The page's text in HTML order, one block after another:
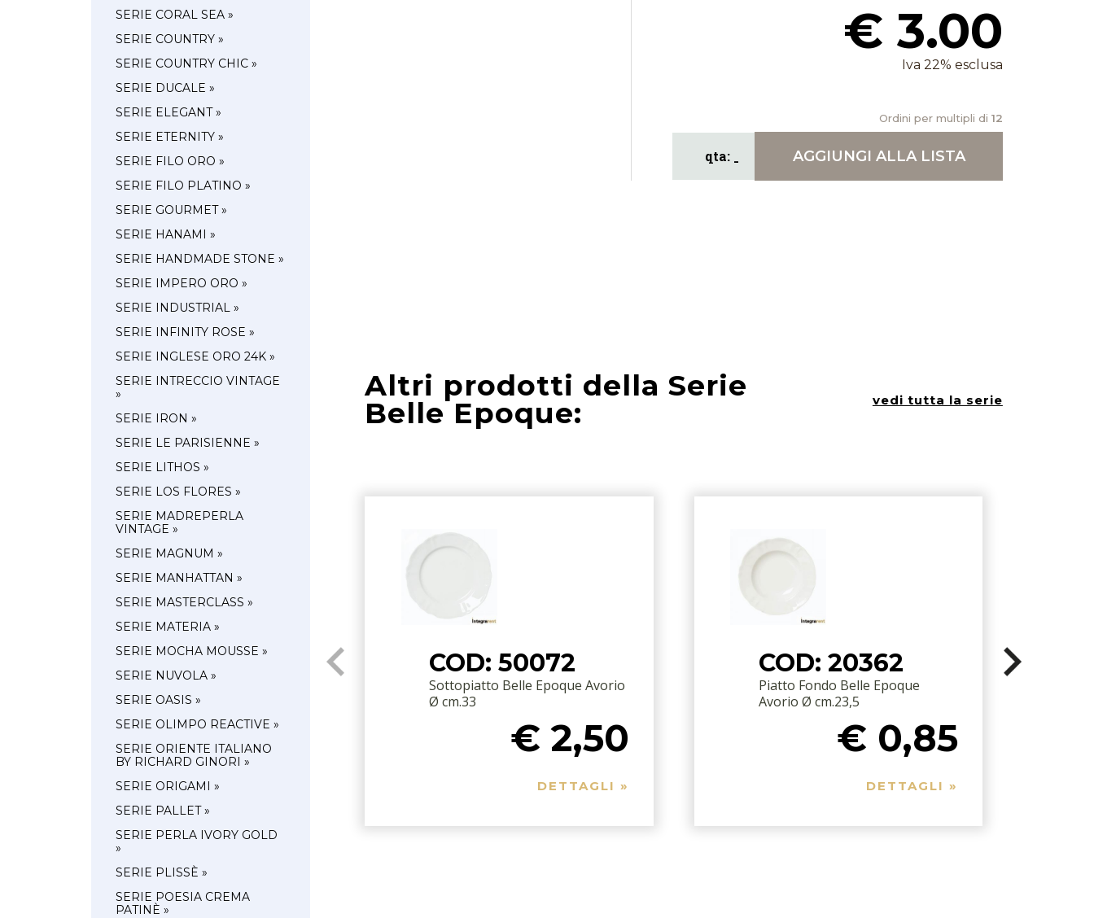
SERIE CORAL SEA »
SERIE COUNTRY »
SERIE COUNTRY CHIC »
SERIE DUCALE »
SERIE ELEGANT »
SERIE ETERNITY »
SERIE FILO ORO »
SERIE FILO PLATINO »
SERIE GOURMET »
SERIE HANAMI »
SERIE HANDMADE STONE »
SERIE IMPERO ORO »
SERIE INDUSTRIAL »
SERIE INFINITY ROSE »
SERIE INGLESE ORO 24K »
SERIE INTRECCIO VINTAGE
»
SERIE IRON »
SERIE LE PARISIENNE »
SERIE LITHOS »
SERIE LOS FLORES »
SERIE MADREPERLA
VINTAGE »
SERIE MAGNUM »
SERIE MANHATTAN »
SERIE MASTERCLASS »
SERIE MATERIA »
SERIE MOCHA MOUSSE »
SERIE NUVOLA »
SERIE OASIS »
SERIE OLIMPO REACTIVE »
SERIE ORIENTE ITALIANO
BY RICHARD GINORI »
SERIE ORIGAMI »
SERIE PALLET »
SERIE PERLA IVORY GOLD
»
SERIE PLISSÈ »
SERIE POESIA CREMA
PATINÈ »
€ 3.00
Iva 22% esclusa
Ordini per multipli di 12
AGGIUNGI ALLA LISTA
Altri prodotti della Serie
Belle Epoque: vedi tutta la serie
COD: 50072
Sottopiatto Belle Epoque Avorio
Ø cm.33
€ 2,50
DETTAGLI »
COD: 20362
Piatto Fondo Belle Epoque
Avorio Ø cm.23,5
€ 0,85
DETTAGLI »